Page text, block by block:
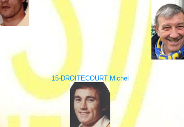
15-DROITECOURT Michel